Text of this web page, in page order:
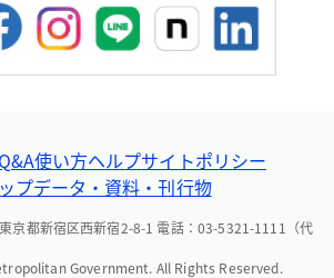
使い方ヘルプサイトポリシー
プデータ・資料・刊行物
京都新宿区西新宿2-8-1 電話：03-5321-1111（代
Government. All Rights Reserved.